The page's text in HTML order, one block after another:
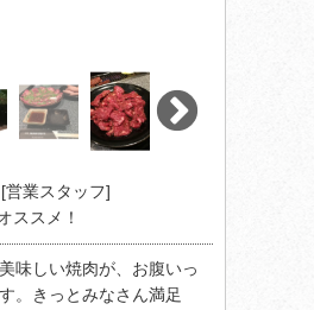
営業スタッフ]
ススメ！
味しい焼肉が、お腹いっ
。きっとみなさん満足